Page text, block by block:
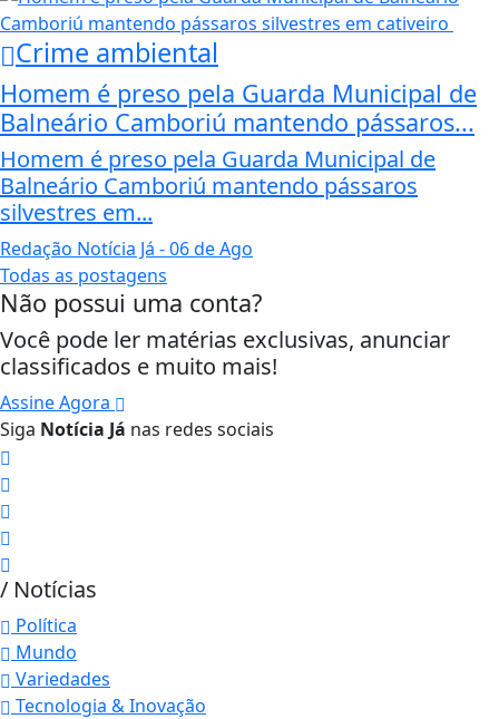
Crime ambiental
Homem é preso pela Guarda Municipal de
Balneário Camboriú mantendo pássaros...
Homem é preso pela Guarda Municipal de
Balneário Camboriú mantendo pássaros
silvestres em...
Redação Notícia Já - 06 de Ago
Todas as postagens
Não possui uma conta?
Você pode ler matérias exclusivas, anunciar
classificados e muito mais!
Assine Agora
Siga Notícia Já nas redes sociais
/ Notícias
Política
Mundo
Variedades
Tecnologia & Inovação